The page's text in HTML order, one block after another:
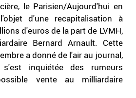
le Parisien/Aujourd'hui en
d'une recapitalisation à
d'euros de la part de LVMH,
Bernard Arnault. Cette
a donné de l'air au journal,
inquiétée des rumeurs
vente au milliardaire